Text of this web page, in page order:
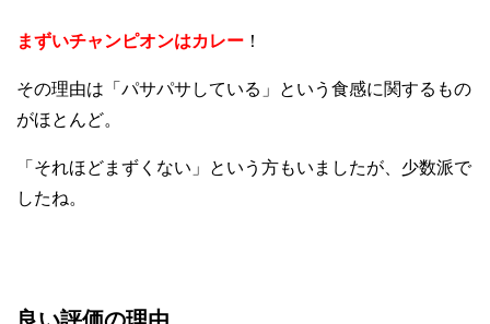
まずいチャンピオンはカレー ！
その理由は「パサパサしている」という食感に関するもの
がほとんど。
「それほどまずくない」という方もいましたが、少数派で
したね。